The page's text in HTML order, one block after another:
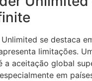
se destaca
limitações.
a aceitação global
em